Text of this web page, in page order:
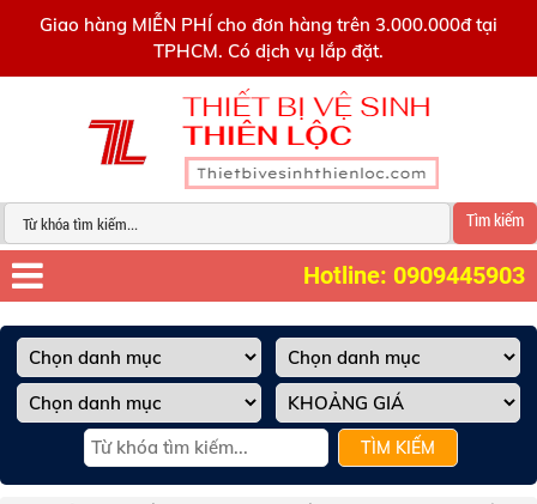
Giao hàng MIỄN PHÍ cho đơn hàng trên 3.000.000đ tại
TPHCM. Có dịch vụ lắp đặt.
Tìm kiếm
Hotline: 0909445903
TÌM KIẾM
0909445903